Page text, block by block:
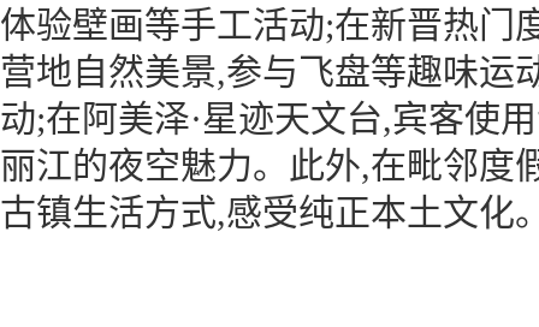
体验壁画等手工活动;在新晋热门
营地自然美景,参与飞盘等趣味运
动;在阿美泽·星迹天文台,宾客使
丽江的夜空魅力。此外,在毗邻度
古镇生活方式,感受纯正本土文化